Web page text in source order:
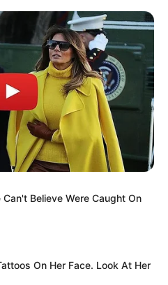
Believe Were Caught On
On Her Face. Look At Her